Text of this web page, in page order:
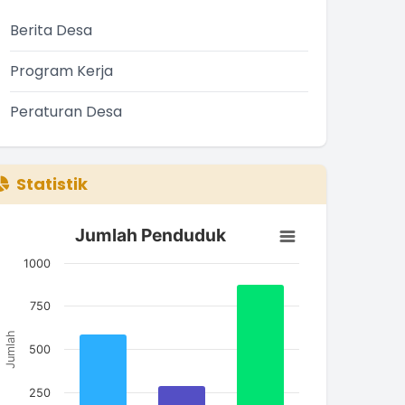
Berita Desa
Program Kerja
Peraturan Desa
Statistik
Jumlah Penduduk
Bar chart with 3 bars.
The chart has 1 X axis displaying categories.
The chart has 1 Y axis displaying Jumlah. Data ranges
Jumlah
Jumlah Penduduk
250
500
750
1000